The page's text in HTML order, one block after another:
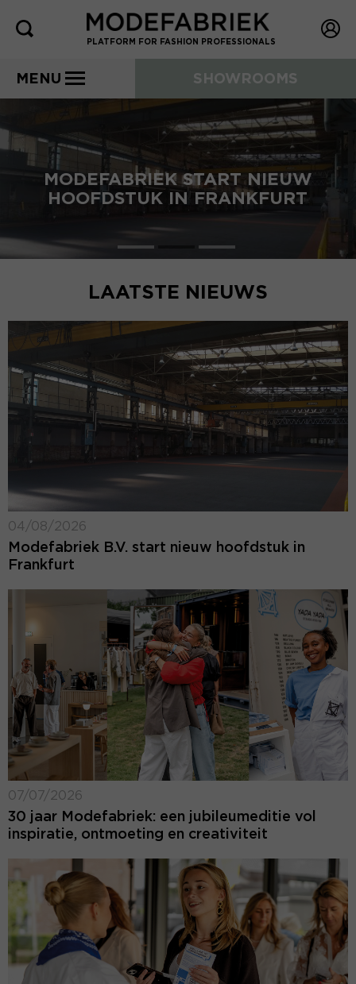
PLATFORM FOR FASHION PROFESSIONALS
MENU SHOWROOMS
MODEFABRIEK START NIEUW
HOOFDSTUK IN FRANKFURT
LAATSTE NIEUWS
04/08/2026
Modefabriek B.V. start nieuw hoofdstuk in
Frankfurt
07/07/2026
30 jaar Modefabriek: een jubileumeditie vol
inspiratie, ontmoeting en creativiteit